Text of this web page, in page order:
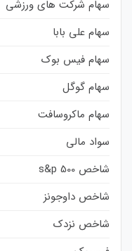
سهام شرکت های ورزشی
سهام علی بابا
سهام فیس بوک
سهام گوگل
سهام ماکروسافت
سواد مالی
شاخص s&p 500
شاخص داوجونز
شاخص نزدک